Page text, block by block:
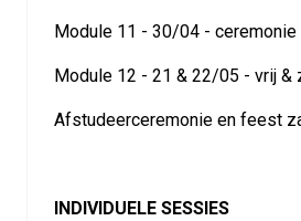
Module 11 - 30/04 -
Module 12 - 21 & 22/05 - vrij &
Afstudeerceremonie en feest
INDIVIDUELE SESSIES